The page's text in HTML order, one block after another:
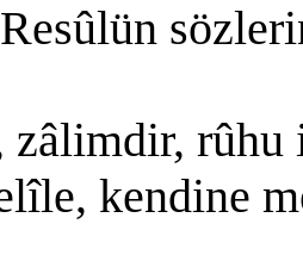
zâlimdir, rûhu
kendine